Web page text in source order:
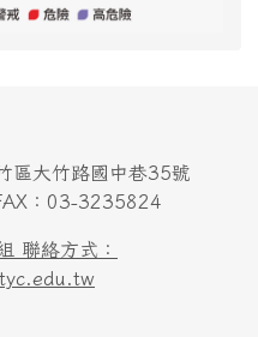
區大竹路國中巷35號
：03-3235824
聯絡方式：